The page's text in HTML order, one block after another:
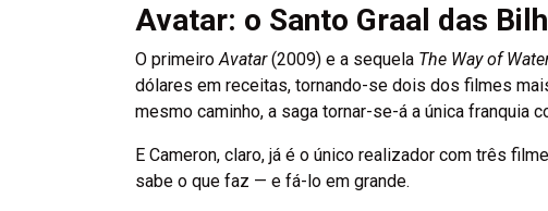
Avatar: o Santo Graal das
O primeiroAvatar(2009) e a sequela The Way of
dólares em receitas, tornando-se dois dos filmes
mesmo caminho, a saga tornar-se-á a única franquia
E Cameron, claro, já é o único realizador com três
sabe o que faz — e fá-lo em grande.